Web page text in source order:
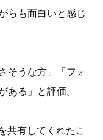
らも面白いと感じ
そうな方」「フォ
ある」と評価。
共有してくれたこ